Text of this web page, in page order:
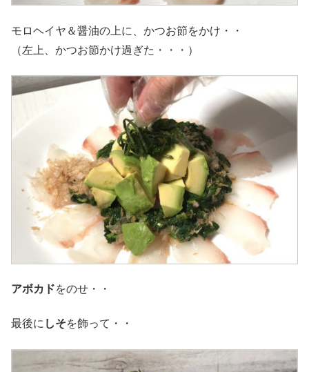
モロヘイヤ＆醤油の上に、かつお節をかけ・・
（左上、かつお節かけ過ぎた・・・）
アボカドをのせ・・
最後に しそを飾って・・